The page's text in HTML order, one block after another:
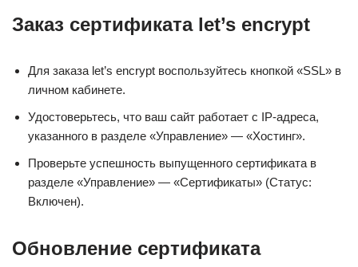
Заказ сертификата let’s encrypt
Для заказа let’s encrypt воспользуйтесь кнопкой «SSL» в
личном кабинете.
Удостоверьтесь, что ваш сайт работает с IP-адреса,
указанного в разделе «Управление» — «Хостинг».
Проверьте успешность выпущенного сертификата в
разделе «Управление» — «Сертификаты» (Статус:
Включен).
Обновление сертификата